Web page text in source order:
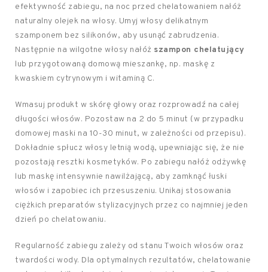
efektywność zabiegu, na noc przed chelatowaniem nałóż
naturalny olejek na włosy. Umyj włosy delikatnym
szamponem bez silikonów, aby usunąć zabrudzenia.
Następnie na wilgotne włosy nałóż szampon chelatujący
lub przygotowaną domową mieszankę, np. maskę z
kwaskiem cytrynowym i witaminą C.
Wmasuj produkt w skórę głowy oraz rozprowadź na całej
długości włosów. Pozostaw na 2 do 5 minut (w przypadku
domowej maski na 10-30 minut, w zależności od przepisu).
Dokładnie spłucz włosy letnią wodą, upewniając się, że nie
pozostają resztki kosmetyków. Po zabiegu nałóż odżywkę
lub maskę intensywnie nawilżającą, aby zamknąć łuski
włosów i zapobiec ich przesuszeniu. Unikaj stosowania
ciężkich preparatów stylizacyjnych przez co najmniej jeden
dzień po chelatowaniu.
Regularność zabiegu zależy od stanu Twoich włosów oraz
twardości wody. Dla optymalnych rezultatów, chelatowanie